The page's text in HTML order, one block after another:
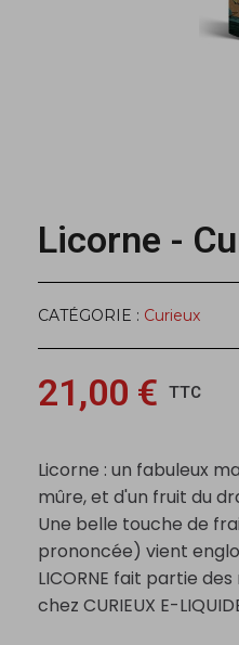
Licorne -
CATÉGORIE Curieux
21,00 € TTC
Licorne : un fabuleux
mûre, et d'un fruit du
Une belle touche de
prononcée) vient
LICORNE fait partie
chez CURIEUX E-